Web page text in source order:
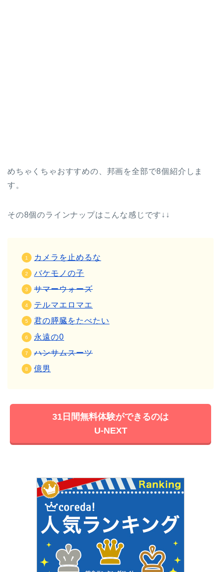
めちゃくちゃおすすめの、邦画を全部で8個紹介しま
す。
その8個のラインナップはこんな感じです↓↓
カメラを止めるな
バケモノの子
サマーウォーズ
テルマエロマエ
君の膵臓をたべたい
永遠の0
ハンサムスーツ
億男
31日間無料体験ができるのは
U-NEXT